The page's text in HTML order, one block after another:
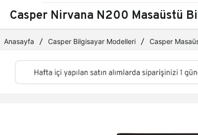
Casper Nirvana N200 Masaüstü
Anasayfa Casper Bilgisayar Modelleri Casper